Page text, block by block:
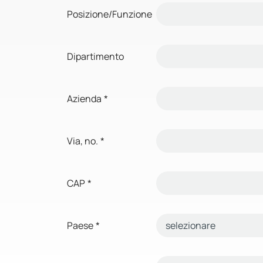
Posizione/Funzione
Dipartimento
Azienda *
Via, no. *
CAP*
Paese*